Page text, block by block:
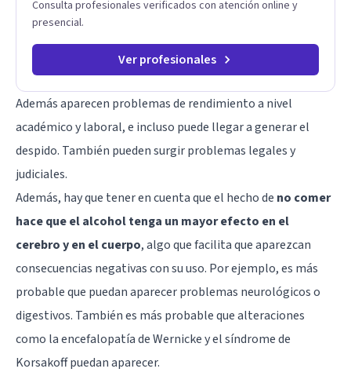
Consulta profesionales verificados con atención online y
presencial.
Ver profesionales
Además aparecen problemas de rendimiento a nivel
académico y laboral, e incluso puede llegar a generar el
despido. También pueden surgir problemas legales y
judiciales.
Además, hay que tener en cuenta que el hecho de no comer
hace que el alcohol tenga un mayor efecto en el
cerebro y en el cuerpo, algo que facilita que aparezcan
consecuencias negativas con su uso. Por ejemplo, es más
probable que puedan aparecer problemas neurológicos o
digestivos. También es más probable que alteraciones
como la encefalopatía de Wernicke y elsíndrome de
Korsakoffpuedan aparecer.